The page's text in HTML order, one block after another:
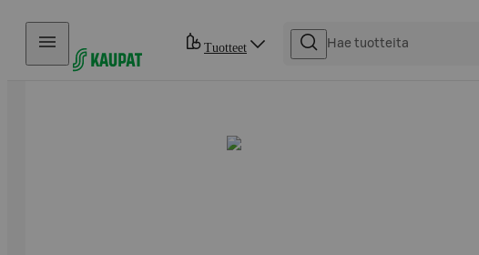
Hyppää sisältöön
Tuotteet